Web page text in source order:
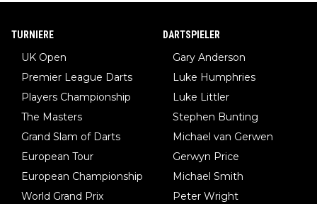
TURNIERE
UK Open
Premier League Darts
Players Championship
The Masters
Grand Slam of Darts
European Tour
European Championship
World Grand Prix
DARTSPIELER
Gary Anderson
Luke Humphries
Luke Littler
Stephen Bunting
Michael van Gerwen
Gerwyn Price
Michael Smith
Peter Wright